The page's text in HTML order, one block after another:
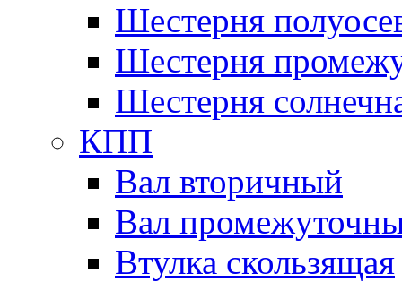
Шестерня
Шестерня
Шестерня
КПП
Вал вторичный
Вал
Втулка скользящая